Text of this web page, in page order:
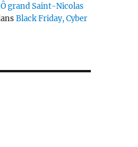
Ô grand Saint-Nicolas
Black Friday, Cyber